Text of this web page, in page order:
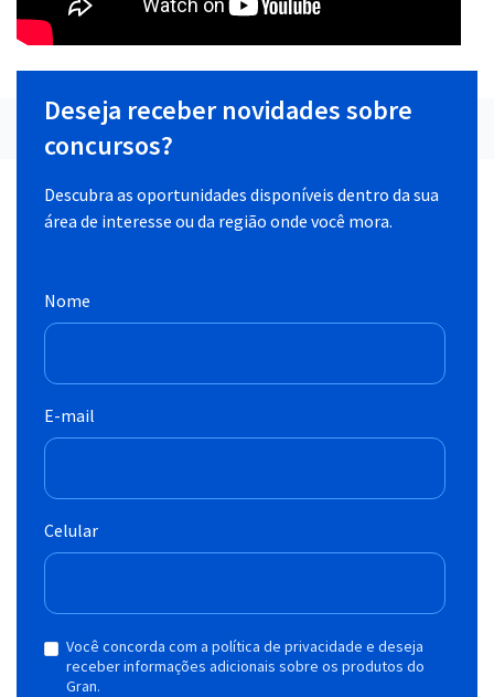
Deseja receber novidades sobre
concursos?
Descubra as oportunidades disponíveis dentro da sua
área de interesse ou da região onde você mora.
Nome
E-mail
Celular
Você concorda com a política de privacidade e deseja
receber informações adicionais sobre os produtos do
Gran.